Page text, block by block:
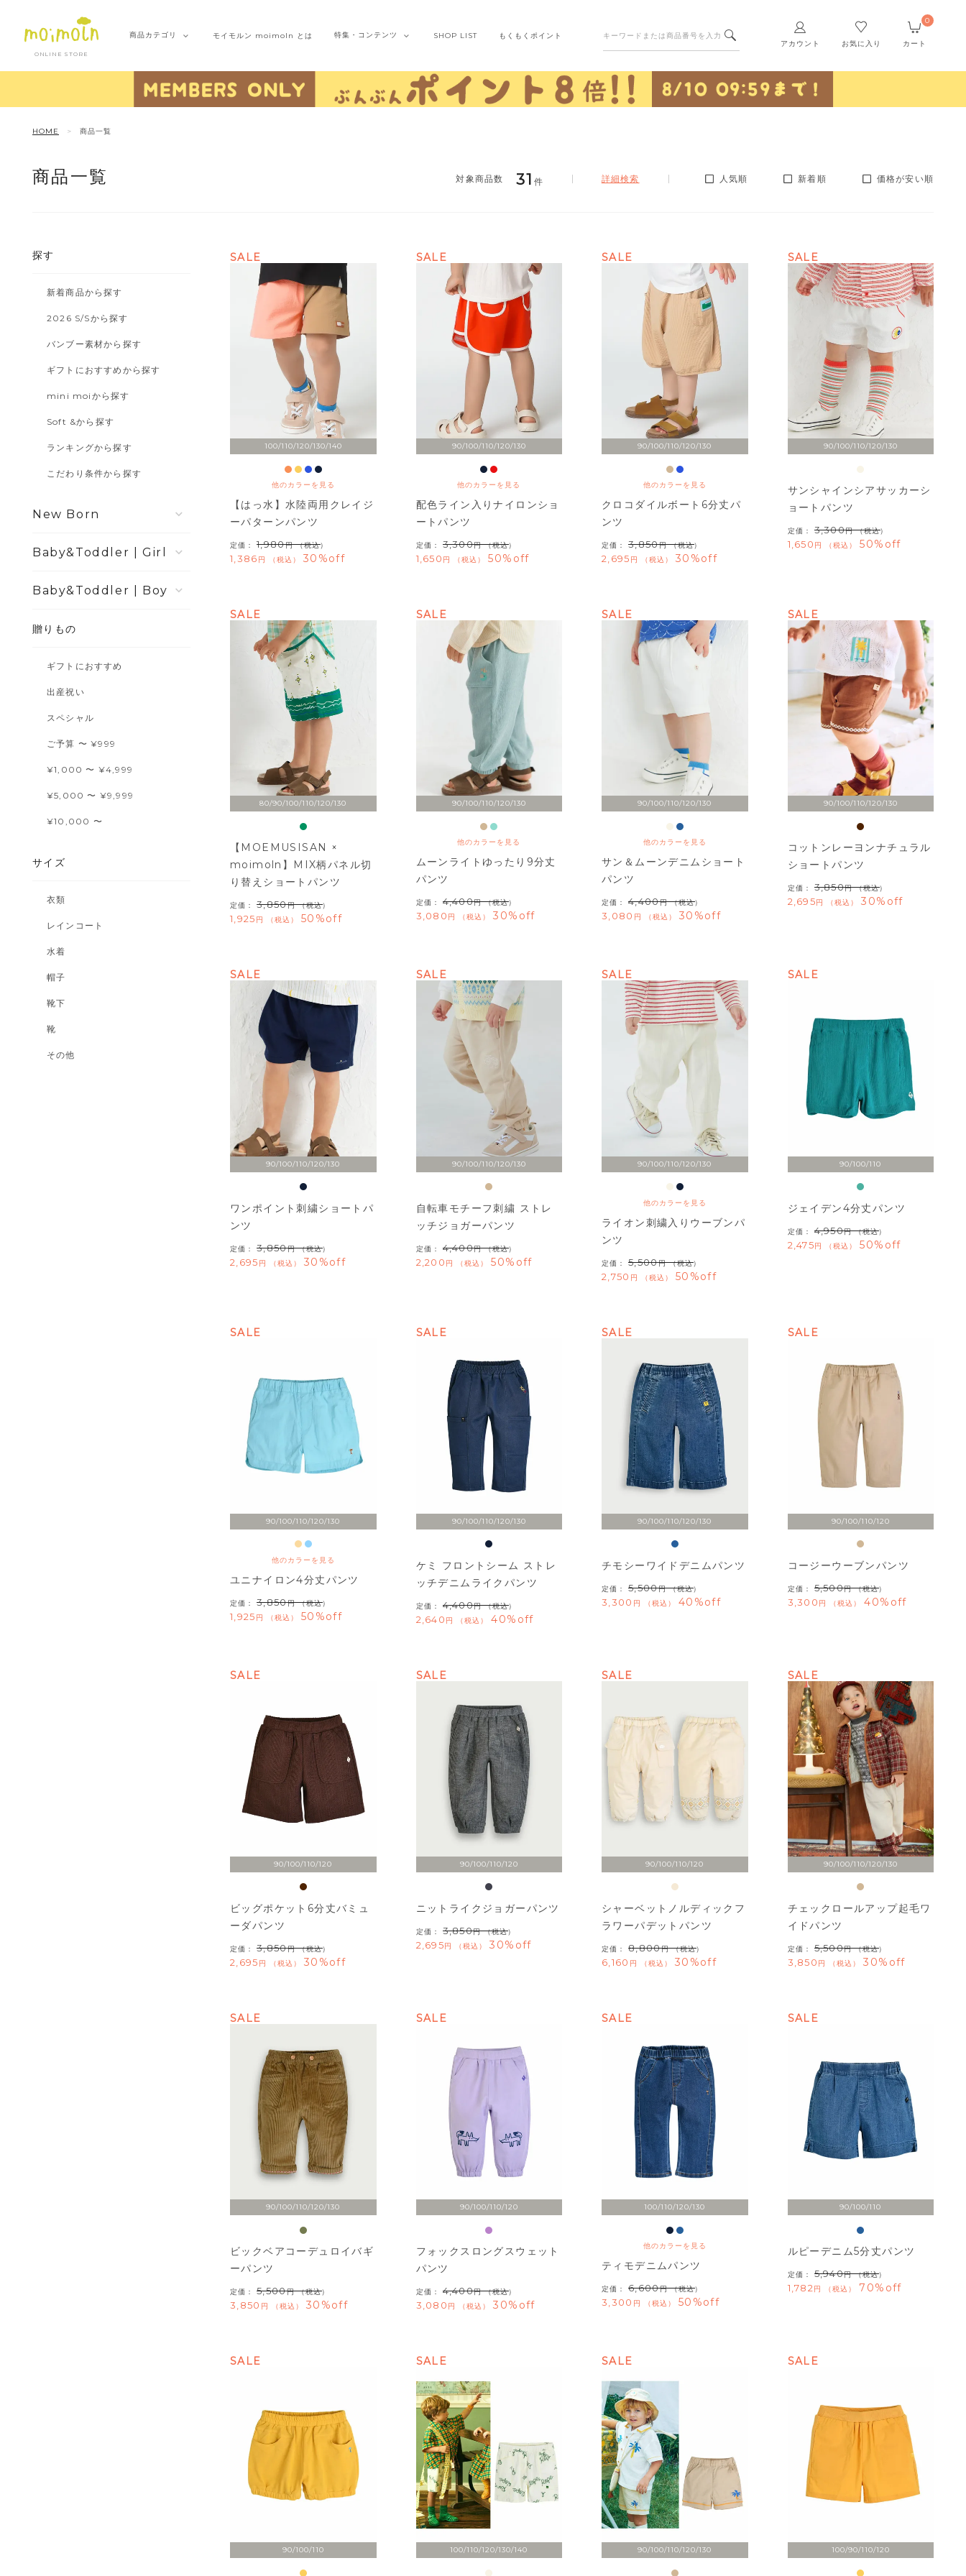
ONLINE STORE
アカウント お気に入り カート
0
商品カテゴリ モイモルン moimoln とは 特集・ コンテンツ SHOP LIST もくもくポイント
HOME 商品一覧
人気順 新着順 価格が安い順
31 件 詳細検索
商品一覧
探す
新着商品から探す
2026 S/Sから探す
バンブー素材から探す
ギフトにおすすめから探す
mini moiから探す
Soft &から探す
ランキングから探す
こだわり条件から探す
New Born
Girl
Boy
贈りもの
ギフトにおすすめ
出産祝い
スペシャル
ご予算 〜 ¥999
¥1,000 〜 ¥4,999
¥5,000 〜 ¥9,999
¥10,000 〜
サイズ
衣類
レインコート
水着
帽子
靴下
靴
その他
100/110/120/130/140
他のカラーを見る
SALE
【はっ水】水陸両用クレイジ
ーパターンパンツ
定価： 1,980 （税込）
1,386 税込 30%off
90/100/110/120/130
他のカラーを見る
SALE
配色ライン入りナイロンショ
ートパンツ
定価： 3,300 （税込）
1,650 税込 50%off
90/100/110/120/130
他のカラーを見る
SALE
クロコダイルボート6分丈パ
ンツ
定価： 3,850 （税込）
2,695 税込 30%off
90/100/110/120/130
SALE
サンシャインシアサッカーシ
ョートパンツ
定価： 3,300 （税込）
1,650 税込 50%off
80/90/100/110/120/130
SALE
【MOEMUSISAN ×
moimoln】MIX柄パネル切
り替えショートパンツ
定価： 3,850 （税込）
1,925 税込 50%off
90/100/110/120/130
他のカラーを見る
SALE
ムーンライトゆったり9分丈
パンツ
定価： 4,400 （税込）
3,080 税込 30%off
90/100/110/120/130
他のカラーを見る
SALE
サン＆ムーンデニムショート
パンツ
定価： 4,400 （税込）
3,080 税込 30%off
90/100/110/120/130
SALE
コットンレーヨンナチュラル
ショートパンツ
定価： 3,850 （税込）
2,695 税込 30%off
90/100/110/120/130
SALE
ワンポイント刺繍ショートパ
ンツ
定価： 3,850 （税込）
2,695 税込 30%off
90/100/110/120/130
SALE
自転車モチーフ刺繍 ストレ
ッチジョガーパンツ
定価： 4,400 （税込）
2,200 税込 50%off
90/100/110/120/130
他のカラーを見る
SALE
ライオン刺繍入りウーブンパ
ンツ
定価： 5,500 （税込）
2,750 税込 50%off
90/100/110
SALE
ジェイデン4分丈パンツ
定価： 4,950 （税込）
2,475 税込 50%off
90/100/110/120/130
他のカラーを見る
SALE
ユニナイロン4分丈パンツ
定価： 3,850 （税込）
1,925 税込 50%off
90/100/110/120/130
SALE
ケミ フロントシーム ストレ
ッチデニムライクパンツ
定価： 4,400 （税込）
2,640 税込 40%off
90/100/110/120/130
SALE
チモシーワイドデニムパンツ
定価： 5,500 （税込）
3,300 税込 40%off
90/100/110/120
SALE
コージーウーブンパンツ
定価： 5,500 （税込）
3,300 税込 40%off
90/100/110/120
SALE
ビッグポケット6分丈バミュ
ーダパンツ
定価： 3,850 （税込）
2,695 税込 30%off
90/100/110/120
SALE
ニットライクジョガーパンツ
定価： 3,850 （税込）
2,695 税込 30%off
90/100/110/120
SALE
シャーベットノルディックフ
ラワーパデットパンツ
定価： 8,800 （税込）
6,160 税込 30%off
90/100/110/120/130
SALE
チェックロールアップ起毛ワ
イドパンツ
定価： 5,500 （税込）
3,850 税込 30%off
90/100/110/120/130
SALE
ビックベアコーデュロイバギ
ーパンツ
定価： 5,500 （税込）
3,850 税込 30%off
90/100/110/120
SALE
フォックスロングスウェット
パンツ
定価： 4,400 （税込）
3,080 税込 30%off
100/110/120/130
他のカラーを見る
SALE
ティモデニムパンツ
定価： 6,600 （税込）
3,300 税込 50%off
90/100/110
SALE
ルピーデニム5分丈パンツ
定価： 5,940 （税込）
1,782 税込 70%off
90/100/110
SALE
100/110/120/130/140
SALE
90/100/110/120/130
SALE
100/90/110/120
SALE